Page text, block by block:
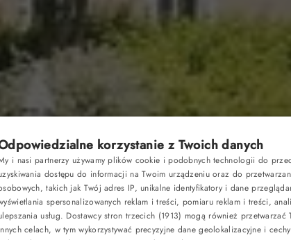
Kup
korzystanie z Twoich danych
i nasi partnerzy używamy plików cookie i podobnych technologii do
dostępu do informacji na Twoim urządzeniu oraz do
takich jak Twój adres IP, unikalne identyfikatory i dane
spersonalizowanych reklam i treści, pomiaru reklam i treści,
usług. Dostawcy stron trzecich (1913) mogą również przetwarzać
celach, w tym wykorzystywać precyzyjne dane geolokalizacyjne i